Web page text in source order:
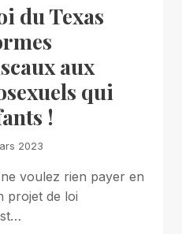
du Texas
aux
qui
!
2023
voulez rien payer en
projet de loi